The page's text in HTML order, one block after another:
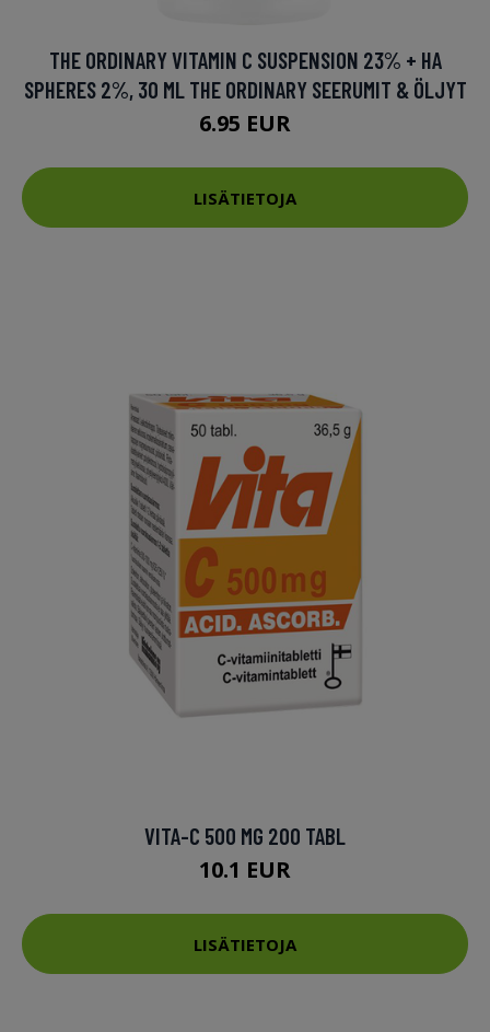
THE ORDINARY VITAMIN C SUSPENSION 23% + HA
SPHERES 2%, 30 ML THE ORDINARY SEERUMIT & ÖLJYT
6.95 EUR
LISÄTIETOJA
VITA-C 500 MG 200 TABL
10.1 EUR
LISÄTIETOJA